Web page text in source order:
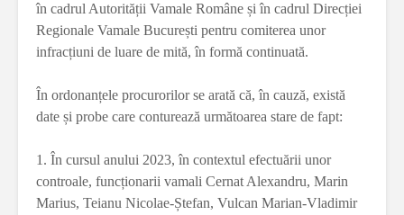
în cadrul Autorității Vamale Române și în cadrul Direcției
Regionale Vamale București pentru comiterea unor
infracțiuni de luare de mită, în formă continuată.
În ordonanțele procurorilor se arată că, în cauză, există
date și probe care conturează următoarea stare de fapt:
1. În cursul anului 2023, în contextul efectuării unor
controale, funcționarii vamali Cernat Alexandru, Marin
Marius, Teianu Nicolae-Ștefan, Vulcan Marian-Vladimir